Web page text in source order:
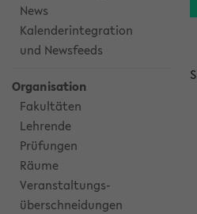
News
Kalenderintegration
und Newsfeeds
Organisation
Fakultäten
Lehrende
Prüfungen
Räume
Veranstaltungs-
überschneidungen